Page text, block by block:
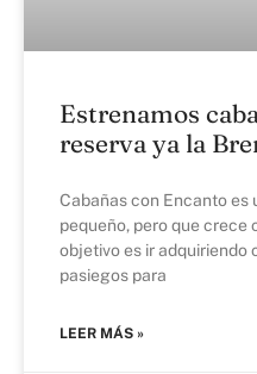
Estrenamos
reserva ya la
Cabañas con Encanto es
pequeño, pero que crece
objetivo es ir adquiriendo
pasiegos para
LEER MÁS »